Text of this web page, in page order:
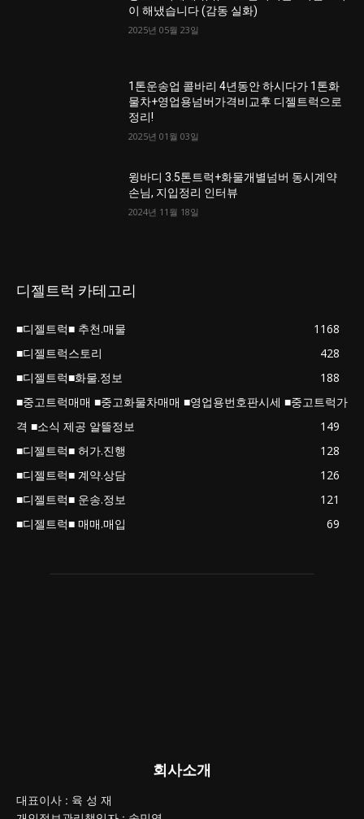
이 해냈습니다 (감동 실화)
2025년 05월 23일
1톤운송업 콜바리 4년동안 하시다가 1톤화
물차+영업용넘버가격비교후 디젤트럭으로
정리!
2025년 01월 03일
윙바디 3.5톤트럭+화물개별넘버 동시계약
손님, 지입정리 인터뷰
2024년 11월 18일
디젤트럭 카테고리
■디젤트럭■ 추천.매물
1168
■디젤트럭스토리
428
■디젤트럭■화물.정보
188
■중고트럭매매 ■중고화물차매매 ■영업용번호판시세 ■중고트럭가
격 ■소식 제공 알뜰정보
149
■디젤트럭■ 허가.진행
128
■디젤트럭■ 계약.상담
126
■디젤트럭■ 운송.정보
121
■디젤트럭■ 매매.매입
69
회사소개
대표이사 : 육 성 재